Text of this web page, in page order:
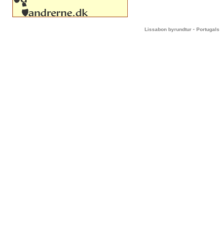
Lissabon byrundtur - Portugals